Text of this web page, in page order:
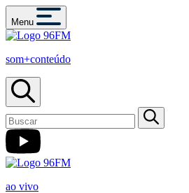
Menu
som+conteúdo
ao vivo